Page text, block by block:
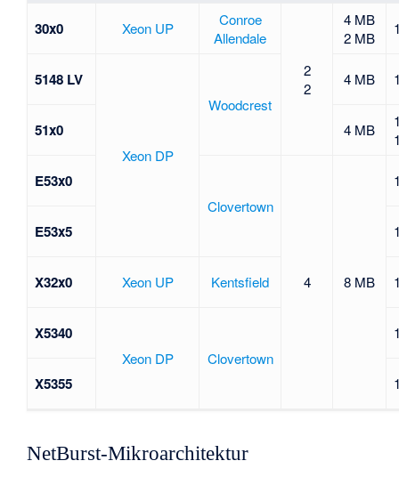
30x0 Xeon UP
Conroe
Allendale
2
2
4 MB
2 MB
5148 LV
Xeon DP
Woodcrest
4 MB
51x0 4 MB
E53x0
Clovertown
4 8 MB
E53x5
X32x0 Xeon UP Kentsfield
X5340
Xeon DP Clovertown
X5355
NetBurst-Mikroarchitektur